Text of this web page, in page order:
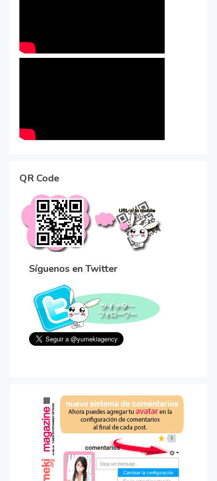
QR Code
Síguenos en Twitter